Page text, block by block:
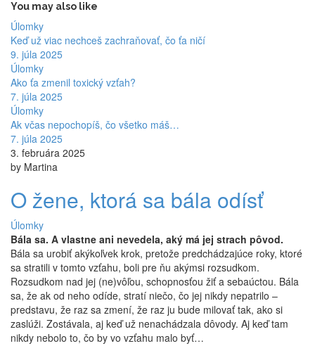
You may also like
Úlomky
Keď už viac nechceš zachraňovať, čo ťa ničí
9. júla 2025
Úlomky
Ako ťa zmenil toxický vzťah?
7. júla 2025
Úlomky
Ak včas nepochopíš, čo všetko máš…
7. júla 2025
3. februára 2025
by Martina
O žene, ktorá sa bála odísť
Úlomky
Bála sa. A vlastne ani nevedela, aký má jej strach pôvod.
Bála sa urobiť akýkoľvek krok, pretože predchádzajúce roky, ktoré
sa stratili v tomto vzťahu, boli pre ňu akýmsi rozsudkom.
Rozsudkom nad jej (ne)vôľou, schopnosťou žiť a sebaúctou. Bála
sa, že ak od neho odíde, stratí niečo, čo jej nikdy nepatrilo –
predstavu, že raz sa zmení, že raz ju bude milovať tak, ako si
zaslúži. Zostávala, aj keď už nenachádzala dôvody. Aj keď tam
nikdy nebolo to, čo by vo vzťahu malo byť…